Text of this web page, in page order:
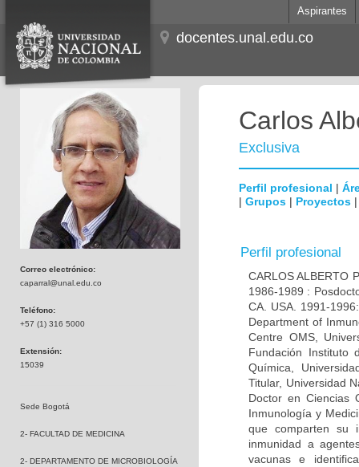
Aspirantes
docentes.unal.edu.co
Correo electrónico:
caparral@unal.edu.co
Teléfono:
+57 (1) 316 5000
Extensión:
15039
Sede Bogotá
2- FACULTAD DE MEDICINA
2- DEPARTAMENTO DE MICROBIOLOGÍA
Carlos
Exclusiva
Perfil profesional |
| Grupos | Proyectos
Perfil profesional
CARLOS ALBERTO
1986-1989 :
CA. USA. 1991-
Department of
Centre OMS,
Fundación Instituto
Química,
Titular, Universidad
Doctor en Ciencias
Inmunología y
que comparten su
inmunidad a
vacunas e